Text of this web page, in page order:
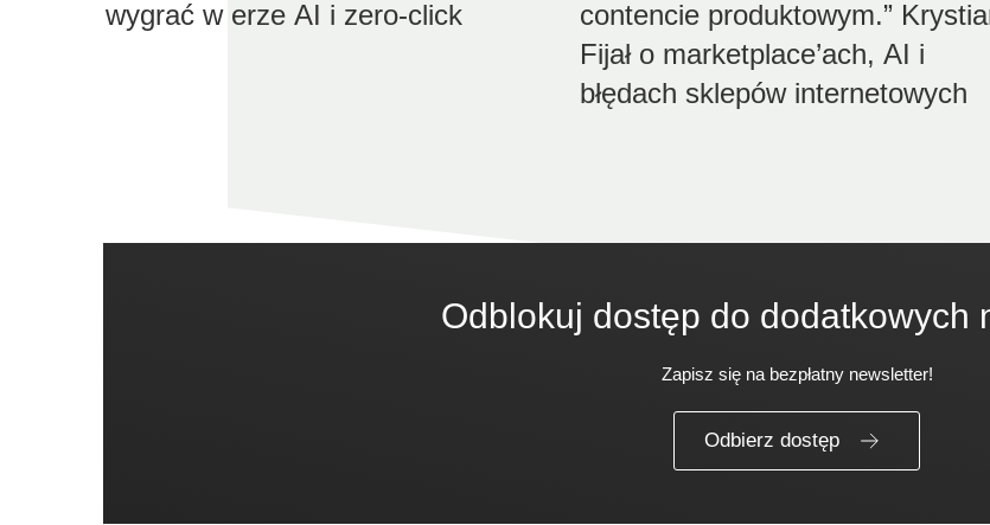
wygrać w erze AI i zero-click
contencie produktowym.”
Fijał o marketplace’ach, AI i
błędach sklepów internetowych
Odblokuj dostęp do dodatkowych
Zapisz się na bezpłatny newsletter!
Odbierz dostęp